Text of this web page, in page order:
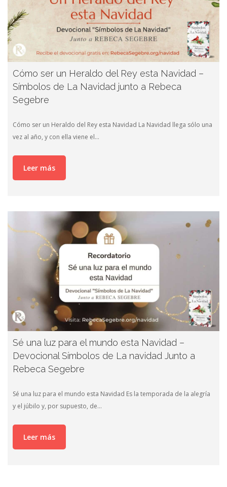
Cómo ser un Heraldo del Rey esta Navidad –
Símbolos de La Navidad junto a Rebeca
Segebre
Cómo ser un Heraldo del Rey esta Navidad La Navidad llega sólo una
vez al año, y con ella viene el…
Leer más
Sé una luz para el mundo esta Navidad –
Devocional Símbolos de La navidad Junto a
Rebeca Segebre
Sé una luz para el mundo esta Navidad Es la temporada de la alegría
y el júbilo y, por supuesto, de…
Leer más